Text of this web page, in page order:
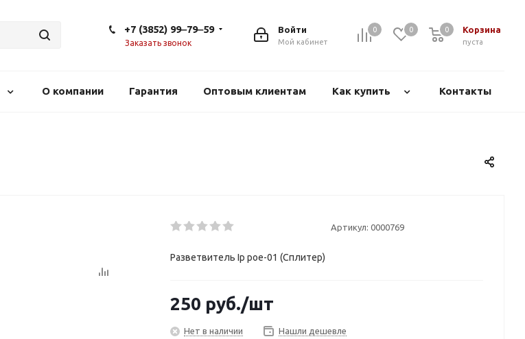
0 0 Корзина
пуста
0
Войти
Мой кабинет
+7 (3852) 99‒79‒59
Заказать звонок
О компании Гарантия Оптовым клиентам Как купить Контакты
Артикул: 0000769
Разветвитель Ip poe-01 (Сплитер)
250 руб./шт
Нет в наличии Нашли дешевле